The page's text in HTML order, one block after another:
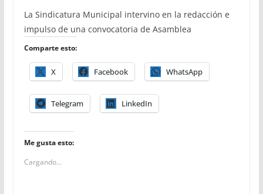
La Sindicatura Municipal intervino en la redacción e
impulso de una convocatoria de Asamblea
Comparte esto:
X Facebook WhatsApp
Telegram LinkedIn
Me gusta esto:
Cargando...